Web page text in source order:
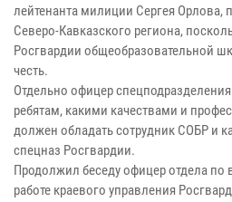
лейтенанта милиции Сергея Орлова,
Северо-Кавказского региона,
Росгвардии общеобразовательной
честь.
Отдельно офицер
ребятам, какими качествами и
должен обладать сотрудник СОБР и
спецназ Росгвардии.
Продолжил беседу офицер отдела по
работе краевого управления